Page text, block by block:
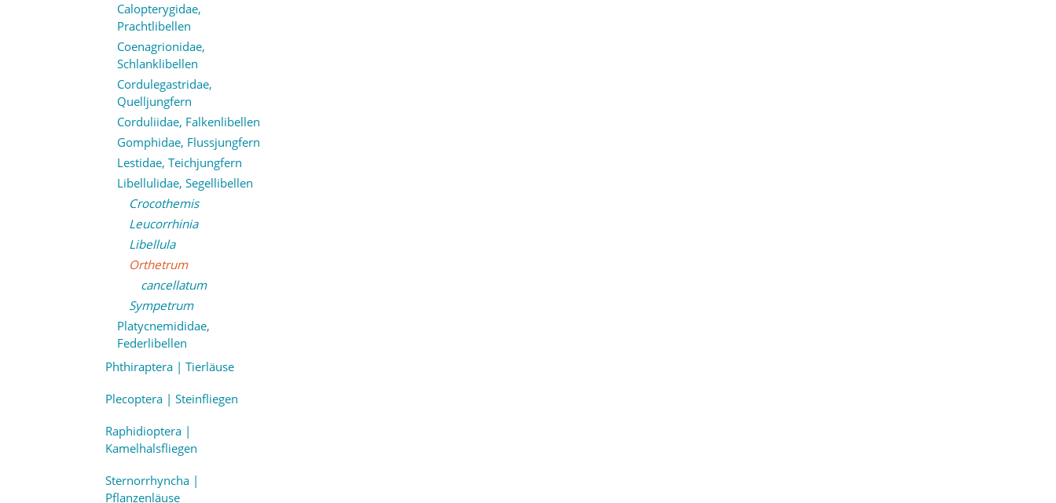
Calopterygidae,
Prachtlibellen
Coenagrionidae,
Schlanklibellen
Cordulegastridae,
Quelljungfern
Corduliidae, Falkenlibellen
Gomphidae, Flussjungfern
Lestidae, Teichjungfern
Libellulidae, Segellibellen
Crocothemis
Leucorrhinia
Libellula
Orthetrum
cancellatum
Sympetrum
Platycnemididae,
Federlibellen
Phthiraptera | Tierläuse
Plecoptera | Steinfliegen
Raphidioptera |
Kamelhalsfliegen
Sternorrhyncha |
Pflanzenläuse